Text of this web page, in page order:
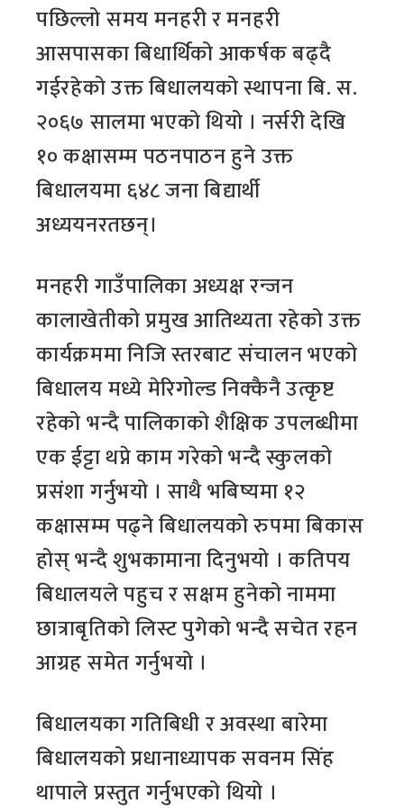
पछिल्लो समय मनहरी र मनहरी
आसपासका बिधार्थिको आकर्षक बढ्दै
गईरहेको उक्त बिधालयको स्थापना बि. स.
२०६७ सालमा भएको थियो । नर्सरी देखि
१० कक्षासम्म पठनपाठन हुने उक्त
बिधालयमा ६४८ जना बिद्यार्थी
अध्ययनरतछन्।
मनहरी गाउँपालिका अध्यक्ष रन्जन
कालाखेतीको प्रमुख आतिथ्यता रहेको उक्त
कार्यक्रममा निजि स्तरबाट संचालन भएको
बिधालय मध्ये मेरिगोल्ड निक्कैनै उत्कृष्ट
रहेको भन्दै पालिकाको शैक्षिक उपलब्धीमा
एक ईट्टा थप्ने काम गरेको भन्दै स्कुलको
प्रसंशा गर्नुभयो । साथै भबिष्यमा १२
कक्षासम्म पढ्ने बिधालयको रुपमा बिकास
होस् भन्दै शुभकामाना दिनुभयो । कतिपय
बिधालयले पहुच र सक्षम हुनेको नाममा
छात्राबृतिको लिस्ट पुगेको भन्दै सचेत रहन
आग्रह समेत गर्नुभयो ।
बिधालयका गतिबिधी र अवस्था बारेमा
बिधालयको प्रधानाध्यापक सवनम सिंह
थापाले प्रस्तुत गर्नुभएको थियो ।